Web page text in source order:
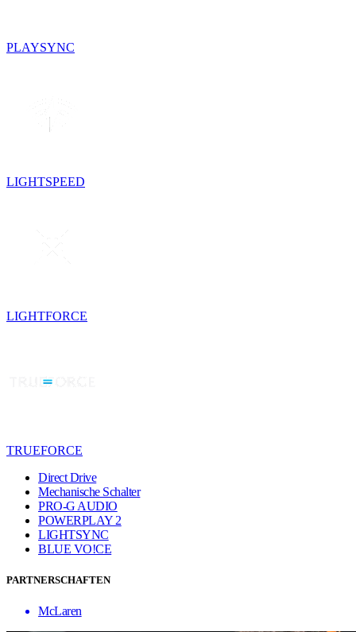
PLAYSYNC
LIGHTSPEED
LIGHTFORCE
TRUEFORCE
Direct Drive
Mechanische Schalter
PRO-G AUDIO
POWERPLAY 2
LIGHTSYNC
BLUE VO!CE
PARTNERSCHAFTEN
McLaren